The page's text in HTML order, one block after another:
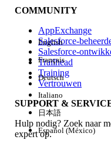
Ervaring
COMMUNITY
AppExchange
Salesforce-
Salesforce-
Trailhead
Training
Vertrouwen
SUPPORT &
Hulp nodig? Zoek naar
expert op.
English
Français
Deutsch
Italiano
日本語
Español (México)